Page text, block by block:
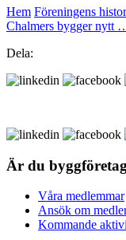
Hem Föreningens
Chalmers bygger nytt
Dela:
Är du
Våra medlemmar
Ansök om
Kommande